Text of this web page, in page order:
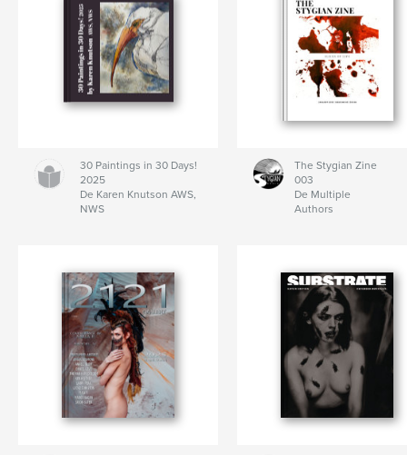
30 Paintings in 30 Days!
2025
De Karen Knutson AWS,
NWS
The Stygian Zine
003
De Multiple
Authors